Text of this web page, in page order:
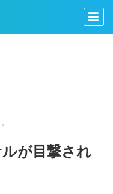
が目撃され